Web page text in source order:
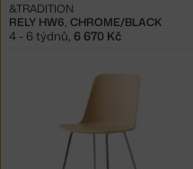
RELY HW6, CHROME/BLACK
&TRADITION
4 - 6 týdnů, 6 670 Kč